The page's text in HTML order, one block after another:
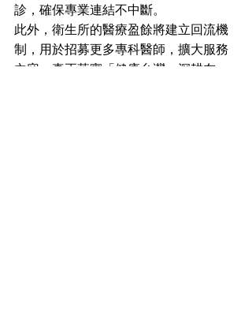
診，確保專業連結不中斷。
此外，衛生所的醫療盈餘將建立回流機
制，用於招募更多專科醫師，擴大服務
內容，真正落實「健康台灣，深耕在